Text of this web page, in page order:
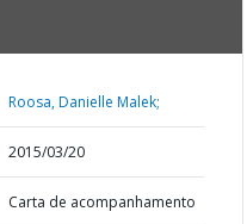
Roosa, Danielle Malek;
2015/03/20
Carta de acompanhamento